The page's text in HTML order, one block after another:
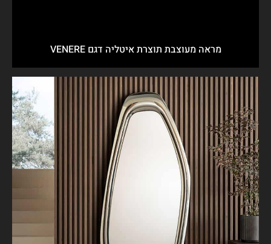
מראה מעוצבת תוצרת איטליה דגם VENERE